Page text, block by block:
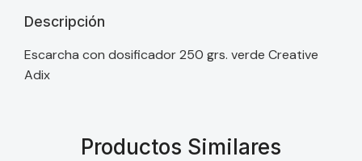
Descripción
Escarcha con dosificador 250 grs. verde Creative
Adix
Productos Similares